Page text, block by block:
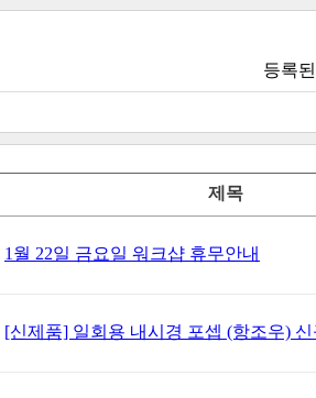
등록
제목
1월 22일 금요일 워크샵 휴무안내
[신제품] 일회용 내시경 포셉 (항조우) 신